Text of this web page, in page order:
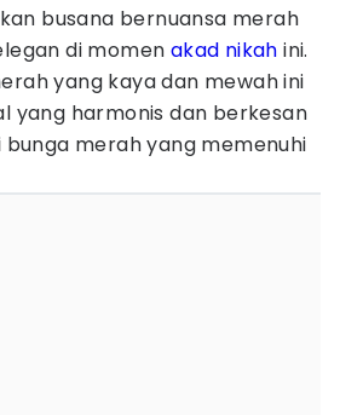
busana bernuansa merah
di momen akad nikah ini.
yang kaya dan mewah ini
yang harmonis dan berkesan
merah yang memenuhi